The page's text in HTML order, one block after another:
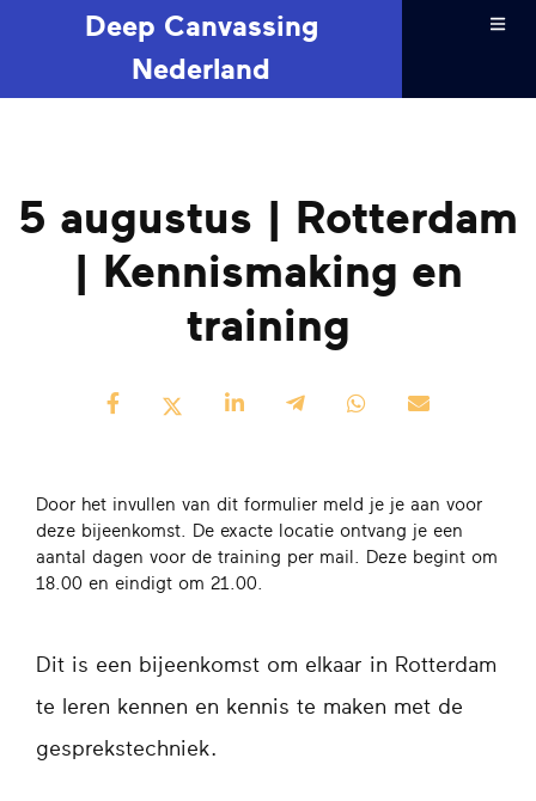
Deep Canvassing
Nederland
5 augustus | Rotterdam
| Kennismaking en
training
Door het invullen van dit formulier meld je je aan voor
deze bijeenkomst. De exacte locatie ontvang je een
aantal dagen voor de training per mail. Deze begint om
18.00 en eindigt om 21.00.
Dit is een bijeenkomst om elkaar in Rotterdam
te leren kennen en kennis te maken met de
gesprekstechniek.